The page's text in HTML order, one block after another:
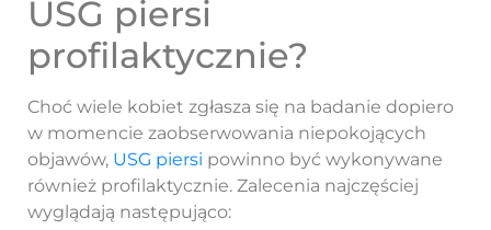
USG piersi
profilaktycznie?
Choć wiele kobiet zgłasza się na badanie dopiero
w momencie zaobserwowania niepokojących
objawów, USG piersi powinno być wykonywane
również profilaktycznie. Zalecenia najczęściej
wyglądają następująco: